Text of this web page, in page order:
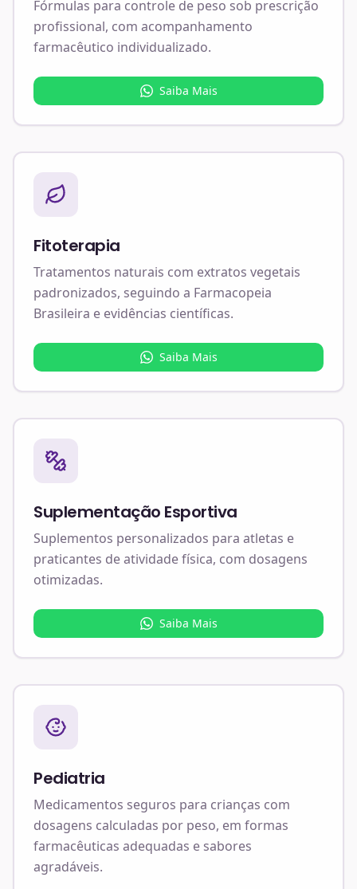
Fórmulas para controle de peso sob prescrição
profissional, com acompanhamento
farmacêutico individualizado.
Saiba Mais
Fitoterapia
Tratamentos naturais com extratos vegetais
padronizados, seguindo a Farmacopeia
Brasileira e evidências científicas.
Saiba Mais
Suplementação Esportiva
Suplementos personalizados para atletas e
praticantes de atividade física, com dosagens
otimizadas.
Saiba Mais
Pediatria
Medicamentos seguros para crianças com
dosagens calculadas por peso, em formas
farmacêuticas adequadas e sabores
agradáveis.